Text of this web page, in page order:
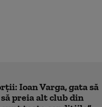
Ioan Varga, gata să
preia alt club din